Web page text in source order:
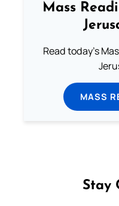
Mass
Read today's
MASS
Stay